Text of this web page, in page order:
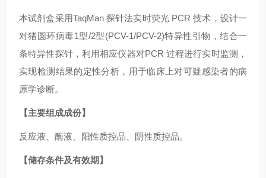
本试剂盒采用TaqMan 探针法实时荧光 PCR 技术，设计一
对猪圆环病毒1型/2型(PCV-1/PCV-2)特异性引物，结合一
条特异性探针，利用相应仪器对PCR 过程进行实时监测，
实现检测结果的定性分析，用于临床上对可疑感染者的病
原学诊断。
【主要组成成份】
反应液、酶液、阳性质控品、阴性质控品。
【储存条件及有效期】